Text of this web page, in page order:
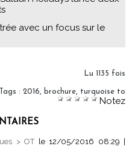
avec un focus sur le
Lu 1135 fois
Tags : 2016, brochure, turquoise to
Notez
> OT le 12/05/2016 08:29